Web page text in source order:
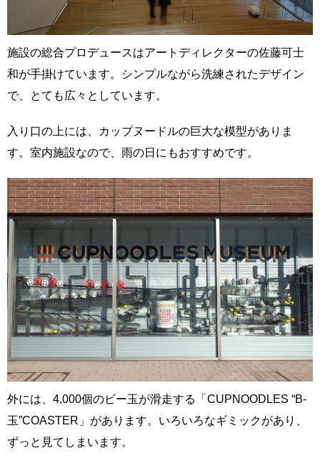
施設の総合プロデュースはアートディレクターの佐藤可士
和が手掛けています。シンプルながら洗練されたデザイン
で、とても広々としています。
入り口の上には、カップヌードルの巨大な模型がありま
す。室内施設なので、雨の日にもおすすめです。
外には、4,000個のビー玉が滑走する「CUPNOODLES “B-
玉”COASTER」があります。いろいろなギミックがあり、
ずっと見てしまいます。